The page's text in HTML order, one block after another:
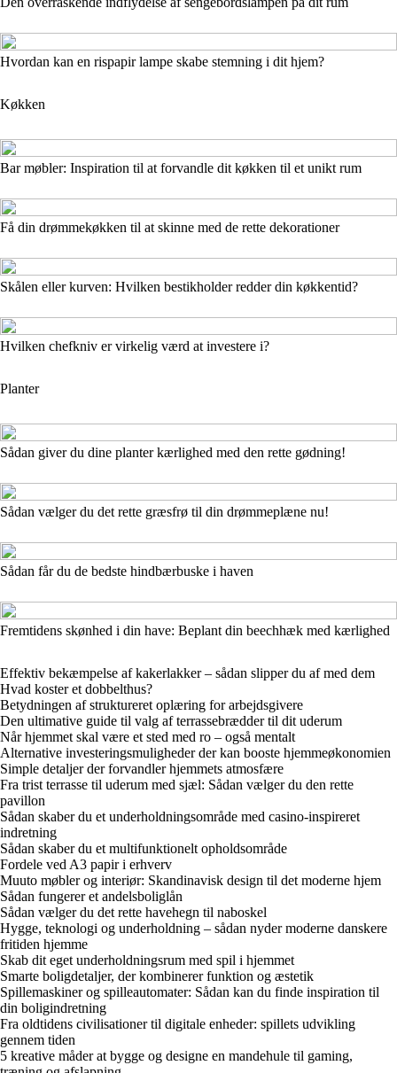
Hvordan kan en rispapir lampe skabe stemning i dit hjem?
Køkken
Bar møbler: Inspiration til at forvandle dit køkken til et unikt rum
Få din drømmekøkken til at skinne med de rette dekorationer
Skålen eller kurven: Hvilken bestikholder redder din køkkentid?
Hvilken chefkniv er virkelig værd at investere i?
Planter
Sådan giver du dine planter kærlighed med den rette gødning!
Sådan vælger du det rette græsfrø til din drømmeplæne nu!
Sådan får du de bedste hindbærbuske i haven
Fremtidens skønhed i din have: Beplant din beechhæk med kærlighed
Effektiv bekæmpelse af kakerlakker – sådan slipper du af med dem
Hvad koster et dobbelthus?
Betydningen af struktureret oplæring for arbejdsgivere
Den ultimative guide til valg af terrassebrædder til dit uderum
Når hjemmet skal være et sted med ro – også mentalt
Alternative investeringsmuligheder der kan booste hjemmeøkonomien
Simple detaljer der forvandler hjemmets atmosfære
Fra trist terrasse til uderum med sjæl: Sådan vælger du den rette
pavillon
Sådan skaber du et underholdningsområde med casino-inspireret
indretning
Sådan skaber du et multifunktionelt opholdsområde
Fordele ved A3 papir i erhverv
Muuto møbler og interiør: Skandinavisk design til det moderne hjem
Sådan fungerer et andelsboliglån
Sådan vælger du det rette havehegn til naboskel
Hygge, teknologi og underholdning – sådan nyder moderne danskere
fritiden hjemme
Skab dit eget underholdningsrum med spil i hjemmet
Smarte boligdetaljer, der kombinerer funktion og æstetik
Spillemaskiner og spilleautomater: Sådan kan du finde inspiration til
din boligindretning
Fra oldtidens civilisationer til digitale enheder: spillets udvikling
gennem tiden
5 kreative måder at bygge og designe en mandehule til gaming,